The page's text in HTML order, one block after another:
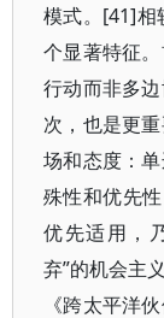
模式。[41]相
个显著特征
行动而非多
次，也是更
场和态度：
殊性和优先
优先适用，
弃”的机会主
《跨太平洋